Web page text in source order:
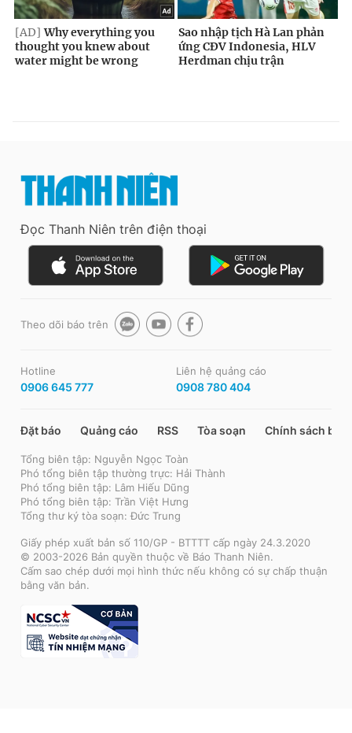
Đọc Thanh Niên trên điện thoại
Theo dõi báo trên
Hotline
0906 645 777
Liên hệ quảng cáo
0908 780 404
Đặt báo Quảng cáo RSS Tòa soạn Chính sách bảo
Tổng biên tập: Nguyễn Ngọc Toàn
Phó tổng biên tập thường trực: Hải Thành
Phó tổng biên tập: Lâm Hiếu Dũng
Phó tổng biên tập: Trần Việt Hưng
Tổng thư ký tòa soạn: Đức Trung
Giấy phép xuất bản số 110/GP - BTTTT cấp ngày 24.3.2020
© 2003-2026 Bản quyền thuộc về Báo Thanh Niên.
Cấm sao chép dưới mọi hình thức nếu không có sự chấp thuận
bằng văn bản.